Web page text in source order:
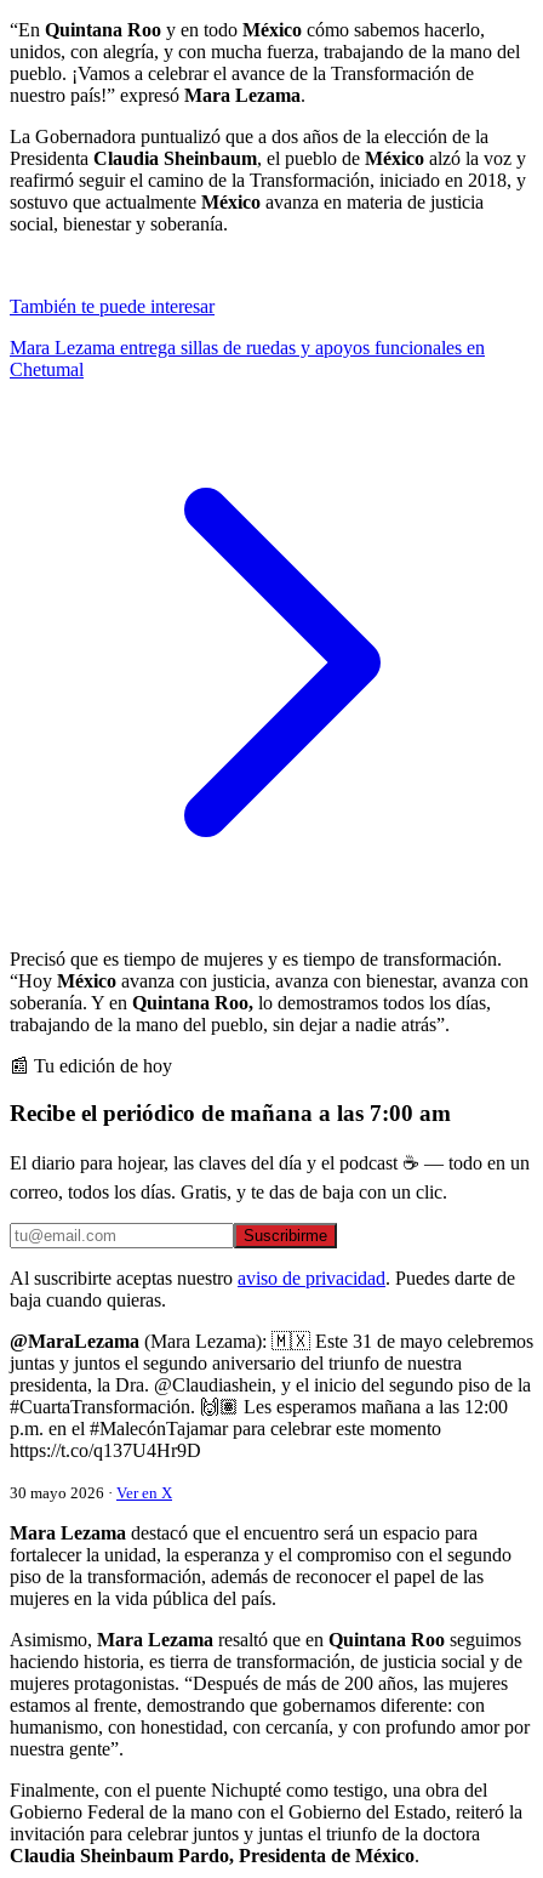
“En Quintana Roo y en todo México cómo sabemos hacerlo,
unidos, con alegría, y con mucha fuerza, trabajando de la mano del
pueblo. ¡Vamos a celebrar el avance de la Transformación de
nuestro país!” expresó Mara Lezama.
La Gobernadora puntualizó que a dos años de la elección de la
Presidenta Claudia Sheinbaum, el pueblo de México alzó la voz y
reafirmó seguir el camino de la Transformación, iniciado en 2018, y
sostuvo que actualmente México avanza en materia de justicia
social, bienestar y soberanía.
También te puede interesar
Mara Lezama entrega sillas de ruedas y apoyos funcionales en
Chetumal
Precisó que es tiempo de mujeres y es tiempo de transformación.
“Hoy México avanza con justicia, avanza con bienestar, avanza con
soberanía. Y en Quintana Roo, lo demostramos todos los días,
trabajando de la mano del pueblo, sin dejar a nadie atrás”.
📰 Tu edición de hoy
Recibe el periódico de mañana a las 7:00 am
El diario para hojear, las claves del día y el podcast ☕ — todo en un
correo, todos los días. Gratis, y te das de baja con un clic.
Suscribirme
Al suscribirte aceptas nuestro aviso de privacidad. Puedes darte de
baja cuando quieras.
@MaraLezama (Mara Lezama): 🇲🇽 Este 31 de mayo celebremos
juntas y juntos el segundo aniversario del triunfo de nuestra
presidenta, la Dra. @Claudiashein, y el inicio del segundo piso de la
#CuartaTransformación. 🙌🏽 Les esperamos mañana a las 12:00
p.m. en el #MalecónTajamar para celebrar este momento
https://t.co/q137U4Hr9D
30 mayo 2026 · Ver en X
Mara Lezama destacó que el encuentro será un espacio para
fortalecer la unidad, la esperanza y el compromiso con el segundo
piso de la transformación, además de reconocer el papel de las
mujeres en la vida pública del país.
Asimismo, Mara Lezama resaltó que en Quintana Roo seguimos
haciendo historia, es tierra de transformación, de justicia social y de
mujeres protagonistas. “Después de más de 200 años, las mujeres
estamos al frente, demostrando que gobernamos diferente: con
humanismo, con honestidad, con cercanía, y con profundo amor por
nuestra gente”.
Finalmente, con el puente Nichupté como testigo, una obra del
Gobierno Federal de la mano con el Gobierno del Estado, reiteró la
invitación para celebrar juntos y juntas el triunfo de la doctora
Claudia Sheinbaum Pardo, Presidenta de México.